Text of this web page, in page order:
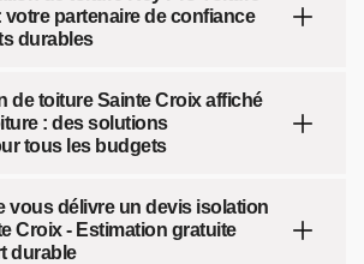
votre partenaire de confiance
durables
de toiture Sainte Croix affiché
: des solutions
tous les budgets
vous délivre un devis isolation
Croix - Estimation gratuite
durable